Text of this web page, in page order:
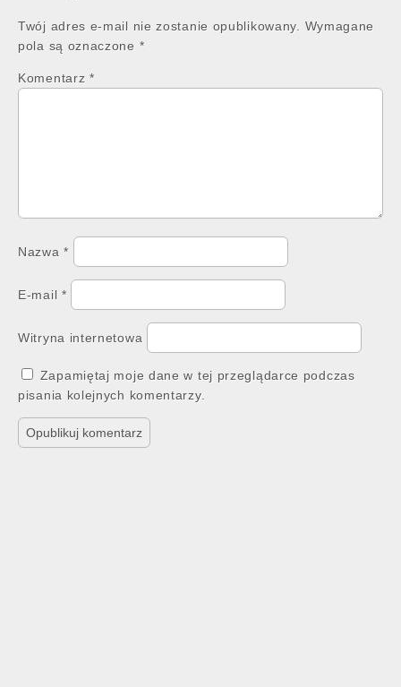
Twój adres e-mail nie zostanie opublikowany.
Wymagane
pola są oznaczone *
Komentarz *
Nazwa*
E-mail *
Witryna internetowa
Zapamiętaj moje dane w tej przeglądarce podczas
pisania kolejnych komentarzy.